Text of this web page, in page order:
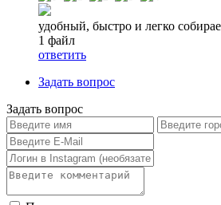
удобный, быстро и легко
1 файл
ответить
Задать вопрос
Задать вопрос